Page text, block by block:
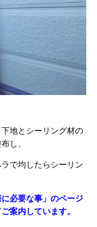
地とシーリング材の
し、
で均したらシーリン
必要な事」のページ
案内しています。